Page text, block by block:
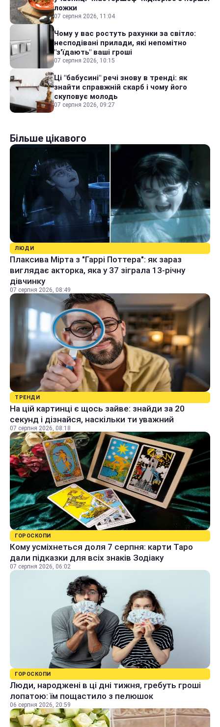
ложки
07 серпня 2026, 11:04
Чому у вас ростуть рахунки за світло:
несподівані прилади, які непомітно
"з'їдають" ваші гроші
07 серпня 2026, 10:15
Ці "бабусині" речі знову в тренді: як
знайти справжній скарб і чому його
скуповує молодь
07 серпня 2026, 09:27
Більше цікавого
ЛЮДИ
Плаксива Мірта з "Гаррі Поттера": як зараз
виглядає акторка, яка у 37 зіграла 13-річну
дівчинку
07 серпня 2026, 08:49
ТРЕНДИ
На цій картинці є щось зайве: знайди за 20
секунд і дізнайся, наскільки ти уважний
07 серпня 2026, 08:18
ГОРОСКОПИ
Кому усміхнеться доля 7 серпня: карти Таро
дали підказки для всіх знаків Зодіаку
07 серпня 2026, 06:02
ГОРОСКОПИ
Люди, народжені в ці дні тижня, гребуть гроші
лопатою: їм пощастило з пелюшок
06 серпня 2026, 20:59